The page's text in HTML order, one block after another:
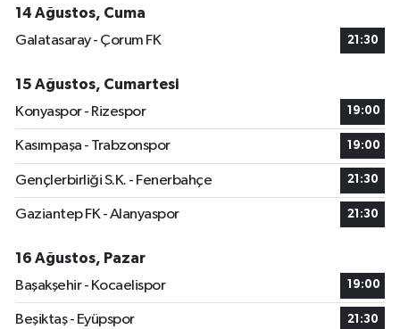
14 Ağustos, Cuma
Galatasaray - Çorum FK
21:30
15 Ağustos, Cumartesi
Konyaspor - Rizespor
19:00
Kasımpaşa - Trabzonspor 19:00
Gençlerbirliği S.K. - Fenerbahçe 21:30
Gaziantep FK - Alanyaspor 21:30
16 Ağustos, Pazar
Başakşehir - Kocaelispor
19:00
Beşiktaş - Eyüpspor 21:30